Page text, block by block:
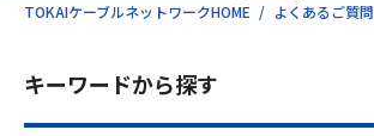
サービスのご案内
TOKAIケーブルネットワークHOME よくあるご質問
キーワードから探す